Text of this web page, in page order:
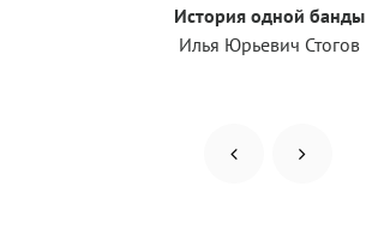
История одной банды
Илья Юрьевич Стогов